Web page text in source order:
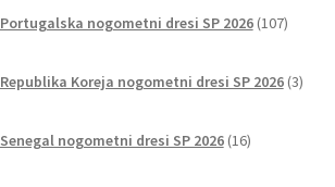
Portugalska nogometni dresi SP 2026 107
Republika Koreja nogometni dresi SP 2026 3
Senegal nogometni dresi SP 2026 16izdelkov